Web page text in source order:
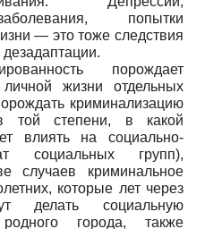
попытки
— это тоже следствия
порождает
жизни отдельных
криминализацию
той степени, в какой
влиять на социально-
социальных групп),
случаев криминальное
которые лет через
делать социальную
города, также